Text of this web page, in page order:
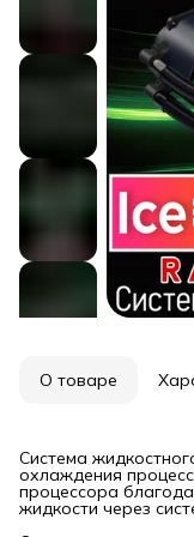
О товаре
Система
охлаждения
процессора
жидкости через